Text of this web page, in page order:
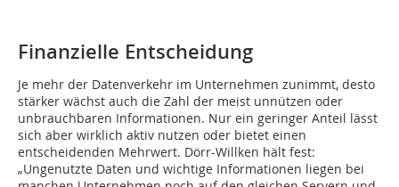
Finanzielle Entscheidung
Je mehr der Datenverkehr im Unternehmen zunimmt, desto
stärker wächst auch die Zahl der meist unnützen oder
unbrauchbaren Informationen. Nur ein geringer Anteil lässt
sich aber wirklich aktiv nutzen oder bietet einen
entscheidenden Mehrwert. Dörr-Willken hält fest:
„Ungenutzte Daten und wichtige Informationen liegen bei